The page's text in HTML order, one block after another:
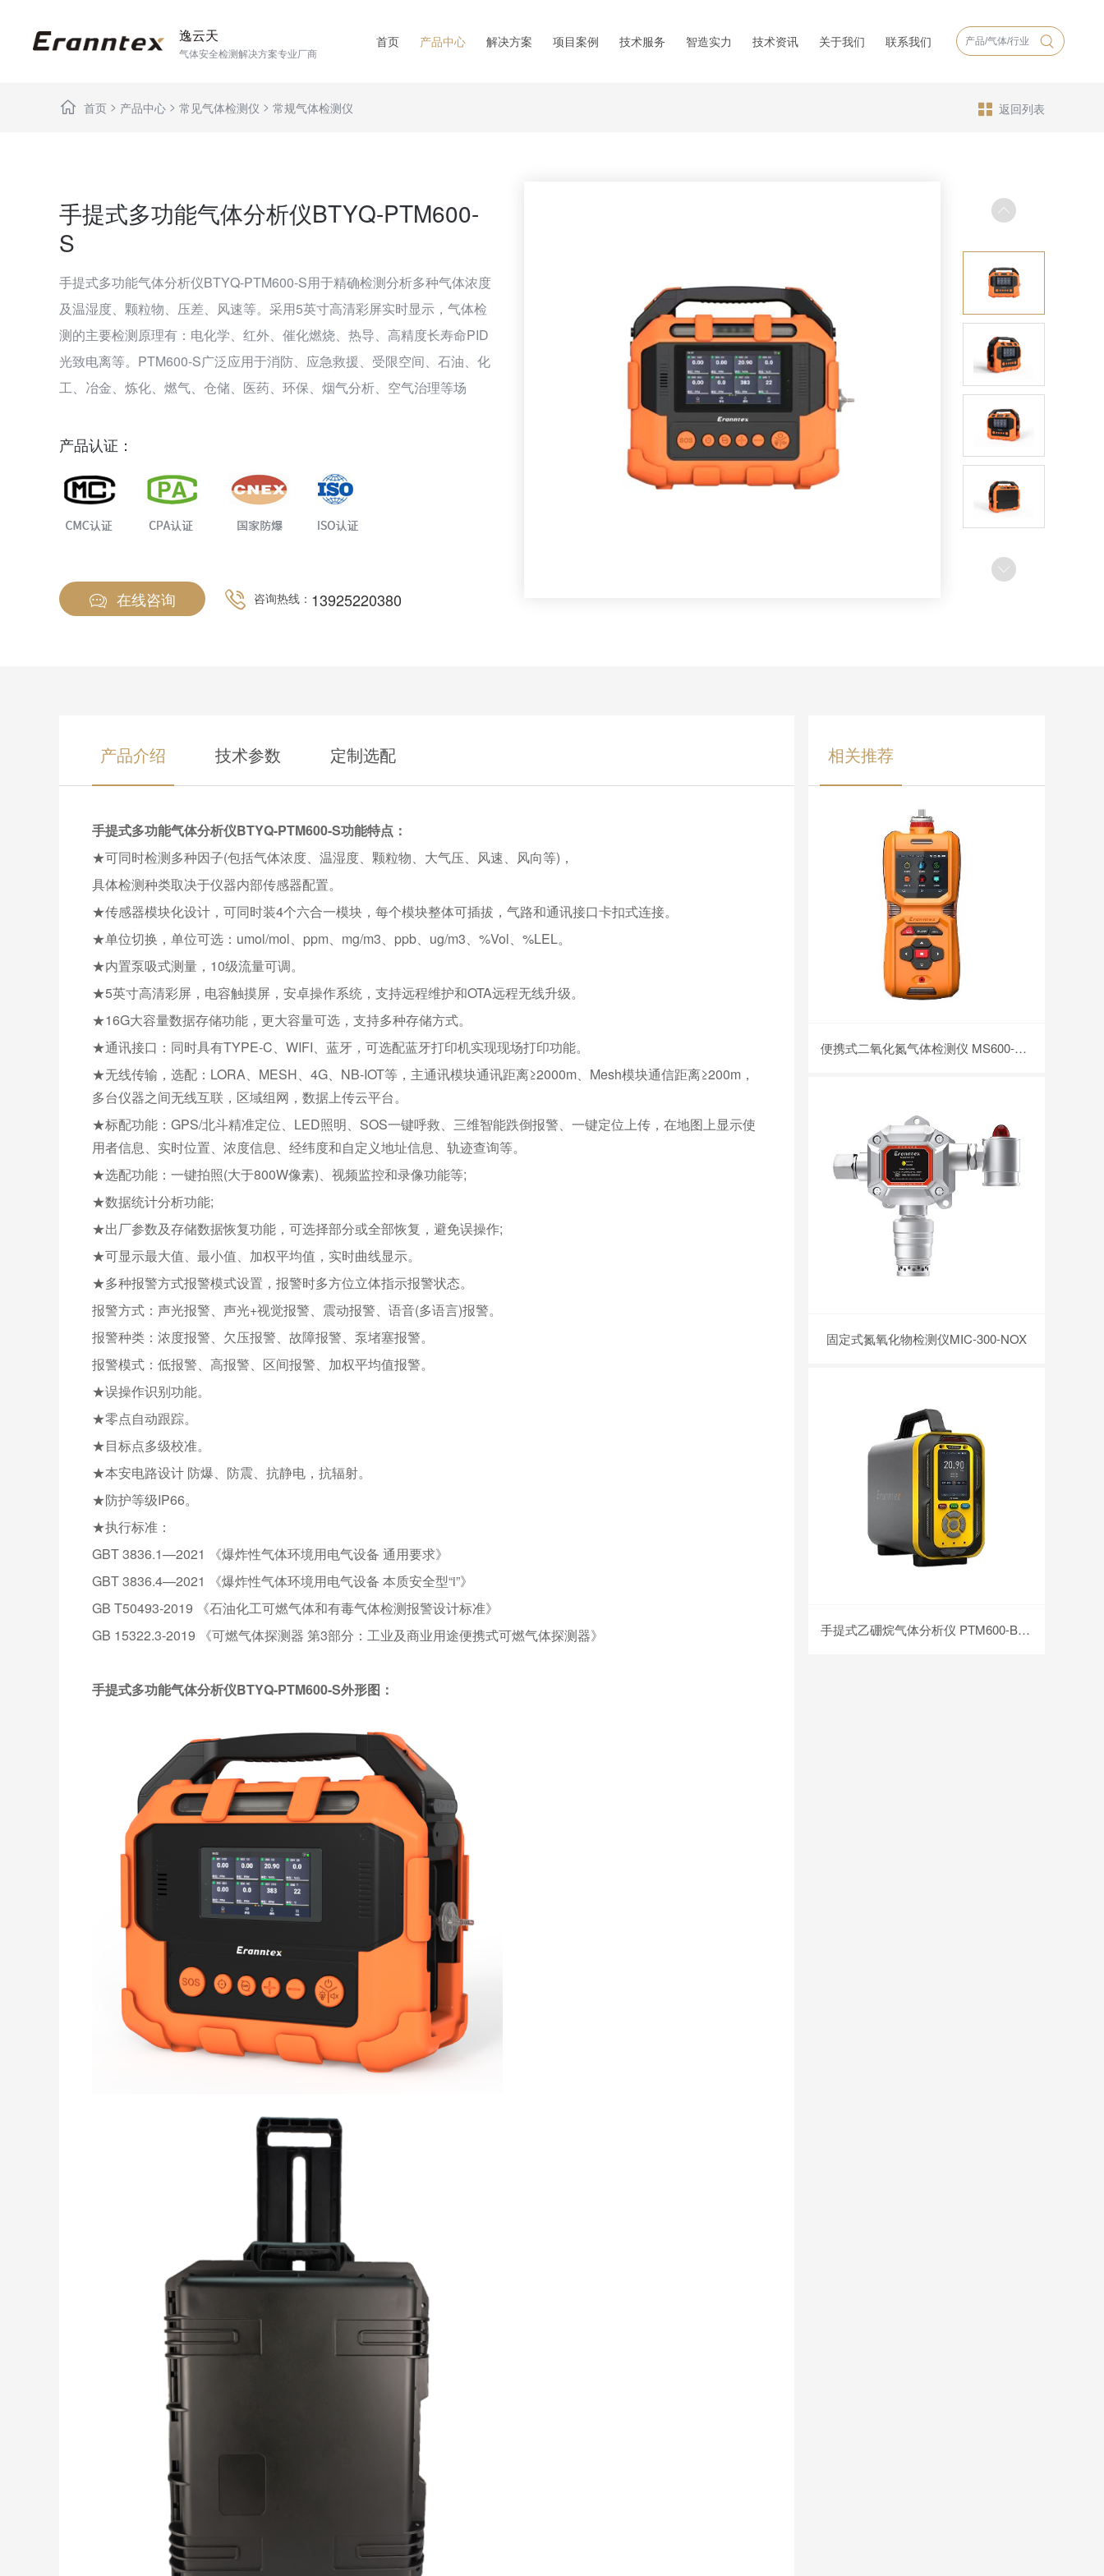
逸云天
气体安全检测解决方案专业厂商
首页 产品中心 解决方案 项目案例 技术服务 智造实力 技术资讯 关于我们 联系我们
首页 > 产品中心 > 常见气体检测仪 > 常规气体检测仪 返回列表
手提式多功能气体分析仪BTYQ-PTM600-
S
手提式多功能气体分析仪BTYQ-PTM600-S用于精确检测分析多种气体浓度
及温湿度、颗粒物、压差、风速等。采用5英寸高清彩屏实时显示，气体检
测的主要检测原理有：电化学、红外、催化燃烧、热导、高精度长寿命PID
光致电离等。PTM600-S广泛应用于消防、应急救援、受限空间、石油、化
工、冶金、炼化、燃气、仓储、医药、环保、烟气分析、空气治理等场
远程无线传输，MESH传输(受限空间数据和视频远程传输)，数据上传云平
产品认证：
在线咨询 咨询热线： 13925220380
产品介绍 技术参数 定制选配
手提式多功能气体分析仪BTYQ-PTM600-S功能特点：
★可同时检测多种因子(包括气体浓度、温湿度、颗粒物、大气压、风速、风向等)，
具体检测种类取决于仪器内部传感器配置。
★传感器模块化设计，可同时装4个六合一模块，每个模块整体可插拔，气路和通讯接口卡扣式连接。
★单位切换，单位可选：umol/mol、ppm、mg/m3、ppb、ug/m3、%Vol、%LEL。
★内置泵吸式测量，10级流量可调。
★5英寸高清彩屏，电容触摸屏，安卓操作系统，支持远程维护和OTA远程无线升级。
★16G大容量数据存储功能，更大容量可选，支持多种存储方式。
★通讯接口：同时具有TYPE-C、WIFI、蓝牙，可选配蓝牙打印机实现现场打印功能。
★无线传输，选配：LORA、MESH、4G、NB-IOT等，主通讯模块通讯距离≥2000m、Mesh模块通信距离≥200m，
多台仪器之间无线互联，区域组网，数据上传云平台。
★标配功能：GPS/北斗精准定位、LED照明、SOS一键呼救、三维智能跌倒报警、一键定位上传，在地图上显示使
用者信息、实时位置、浓度信息、经纬度和自定义地址信息、轨迹查询等。
★选配功能：一键拍照(大于800W像素)、视频监控和录像功能等;
★数据统计分析功能;
★出厂参数及存储数据恢复功能，可选择部分或全部恢复，避免误操作;
★可显示最大值、最小值、加权平均值，实时曲线显示。
★多种报警方式报警模式设置，报警时多方位立体指示报警状态。
报警方式：声光报警、声光+视觉报警、震动报警、语音(多语言)报警。
报警种类：浓度报警、欠压报警、故障报警、泵堵塞报警。
报警模式：低报警、高报警、区间报警、加权平均值报警。
★误操作识别功能。
★零点自动跟踪。
★目标点多级校准。
★本安电路设计 防爆、防震、抗静电，抗辐射。
★防护等级IP66。
★执行标准：
GBT 3836.1—2021 《爆炸性气体环境用电气设备 通用要求》
GBT 3836.4—2021 《爆炸性气体环境用电气设备 本质安全型“i”》
GB T50493-2019 《石油化工可燃气体和有毒气体检测报警设计标准》
GB 15322.3-2019 《可燃气体探测器 第3部分：工业及商业用途便携式可燃气体探测器》
手提式多功能气体分析仪BTYQ-PTM600-S外形图：
相关推荐
便携式二氧化氮气体检测仪 MS600-NO2
固定式氮氧化物检测仪MIC-300-NOX
手提式乙硼烷气体分析仪 PTM600-B2H6